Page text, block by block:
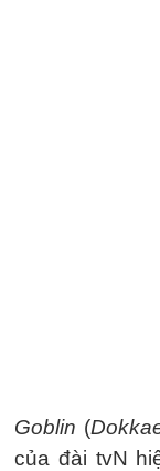
Goblin (
của đài tvN